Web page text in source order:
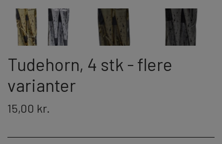
DPA
RIAKEO
FONTÆNER
STORMLIGHTER
BORDBOMBER & PARTY POPPERS
KNALLERTER
Tudehorn, 4 stk - flere
varianter
15,00 kr.